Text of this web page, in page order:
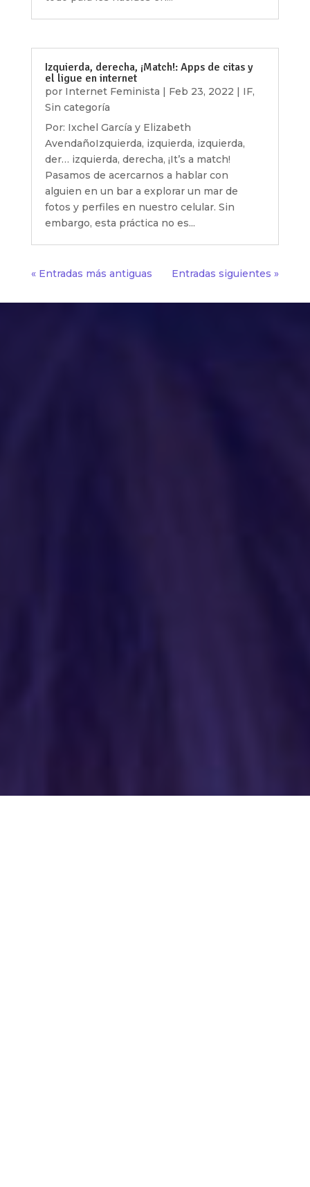
Izquierda, derecha, ¡Match!: Apps de citas y
el ligue en internet
por Internet Feminista | Feb 23, 2022 | IF,
Sin categoría
Por: Ixchel García y Elizabeth
AvendañoIzquierda, izquierda, izquierda,
der… izquierda, derecha, ¡It’s a match!
Pasamos de acercarnos a hablar con
alguien en un bar a explorar un mar de
fotos y perfiles en nuestro celular. Sin
embargo, esta práctica no es...
« Entradas más antiguas Entradas siguientes »